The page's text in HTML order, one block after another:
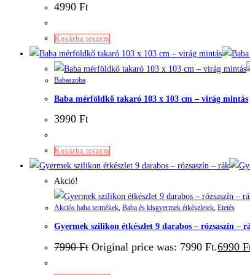
4990 Ft
Kosárba teszem
Babaszoba
Baba mérföldkő takaró 103 x 103 cm – virág mintás
3990 Ft
Kosárba teszem
Akció!
Akciós baba termékek, Baba és kisgyermek étkészletek, Etetés
Gyermek szilikon étkészlet 9 darabos – rózsaszín –
7990Ft Original price was: 7990 Ft.6990